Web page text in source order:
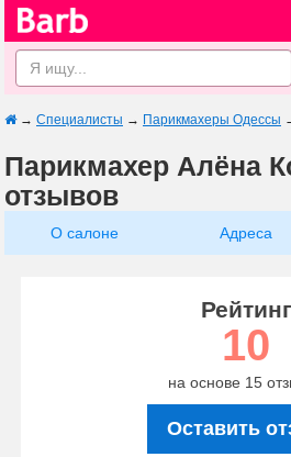
→ Специалисты → Парикмахеры Одессы
Парикмахер Алёна
отзывов
О салоне Адреса
Рейтинг
10
на основе 15
Оставить